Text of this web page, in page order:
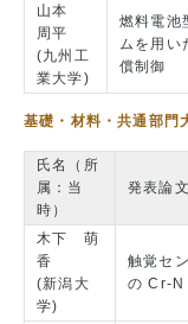
山本
周平
(九州工
業大学)
燃料電池
ムを用い
償制御
基礎・材料・共通部門
氏名（所
属：当
時）
発表論
木下 萌
香
(新潟大
学)
触覚セ
の Cr-N